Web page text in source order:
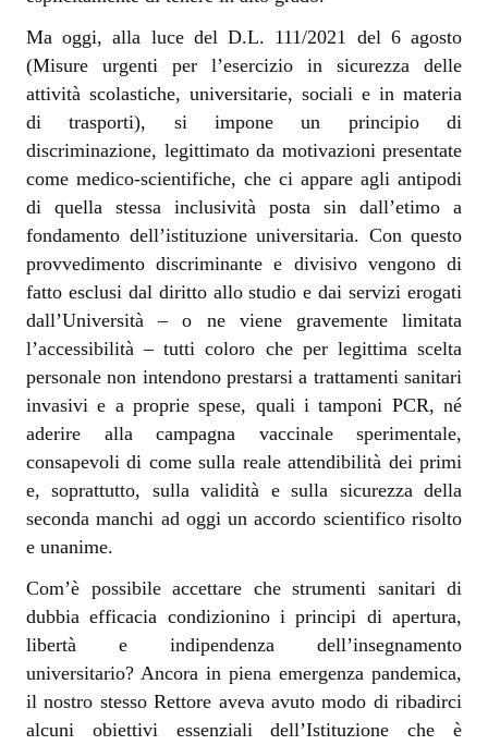
Ma oggi, alla luce del D.L. 111/2021 del 6 agosto
(Misure urgenti per l’esercizio in sicurezza delle
attività scolastiche, universitarie, sociali e in materia
di trasporti), si impone un principio di
discriminazione, legittimato da motivazioni presentate
come medico-scientifiche, che ci appare agli antipodi
di quella stessa inclusività posta sin dall’etimo a
fondamento dell’istituzione universitaria. Con questo
provvedimento discriminante e divisivo vengono di
fatto esclusi dal diritto allo studio e dai servizi erogati
dall’Università – o ne viene gravemente limitata
l’accessibilità ‒ tutti coloro che per legittima scelta
personale non intendono prestarsi a trattamenti sanitari
invasivi e a proprie spese, quali i tamponi PCR, né
aderire alla campagna vaccinale sperimentale,
consapevoli di come sulla reale attendibilità dei primi
e, soprattutto, sulla validità e sulla sicurezza della
seconda manchi ad oggi un accordo scientifico risolto
e unanime.
Com’è possibile accettare che strumenti sanitari di
dubbia efficacia condizionino i principi di apertura,
libertà e indipendenza dell’insegnamento
universitario? Ancora in piena emergenza pandemica,
il nostro stesso Rettore aveva avuto modo di ribadirci
alcuni obiettivi essenziali dell’Istituzione che è